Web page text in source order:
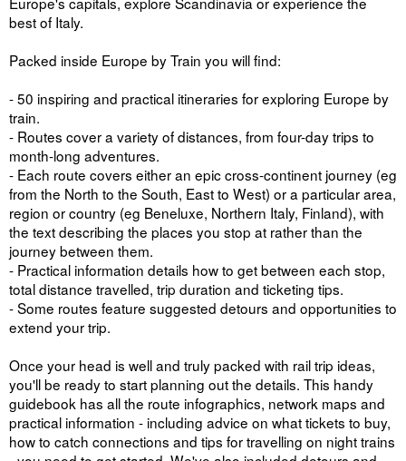
best of Italy.
Packed inside Europe by Train you will find:
- 50 inspiring and practical itineraries for exploring Europe by
train.
- Routes cover a variety of distances, from four-day trips to
month-long adventures.
- Each route covers either an epic cross-continent journey (eg
from the North to the South, East to West) or a particular area,
region or country (eg Beneluxe, Northern Italy, Finland), with
the text describing the places you stop at rather than the
journey between them.
- Practical information details how to get between each stop,
total distance travelled, trip duration and ticketing tips.
- Some routes feature suggested detours and opportunities to
extend your trip.
Once your head is well and truly packed with rail trip ideas,
you'll be ready to start planning out the details. This handy
guidebook has all the route infographics, network maps and
practical information - including advice on what tickets to buy,
how to catch connections and tips for travelling on night trains